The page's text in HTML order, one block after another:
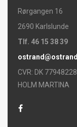
Rørgangen 16
2690 Karlslunde
Tlf. 46 15 38 39
CVR: DK
HOLM MARTINA